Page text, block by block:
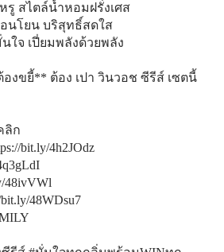
รู สไตล์น้ำหอมฝรั่งเศส
นโยน บริสุทธิ์สดใส
ใจ เปี่ยมพลังด้วยพลัง
งขยี้** ต้อง เปา วินวอช ซีรีส์ เซตนี้
ลิก
bit.ly/4h2JOdz
48ivVWl
48WDsu7